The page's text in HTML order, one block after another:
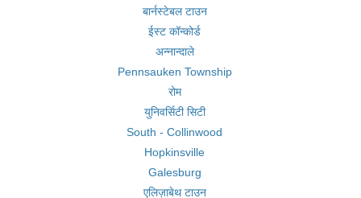
बार्नस्टेबल टाउन
ईस्ट कॉन्कोर्ड
अन्नान्दाले
Pennsauken Township
रोम
युनिवर्सिटी सिटी
South - Collinwood
Hopkinsville
Galesburg
एलिज़ाबेथ टाउन